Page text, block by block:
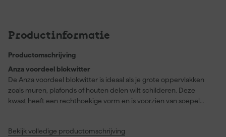
Productinformatie
Productomschrijving
Anza voordeel blokwitter
De Anza voordeel blokwitter is ideaal als je grote oppervlakken
zoals muren, plafonds of houten delen wilt schilderen. Deze
kwast heeft een rechthoekige vorm en is voorzien van soepel
hang je de kwast snel aan de rand van je verfbak tijdens het werk.
Bekijk volledige productomschrijving